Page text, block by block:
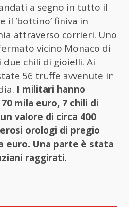
a segno in tutto il
il ‘bottino’ finiva in
attraverso corrieri. Uno
vicino Monaco di
due chili di gioielli. Ai
56 truffe avvenute in
I militari hanno
mila euro, 7 chili di
valore di circa 400
orologi di pregio
euro. Una parte è stata
raggirati.